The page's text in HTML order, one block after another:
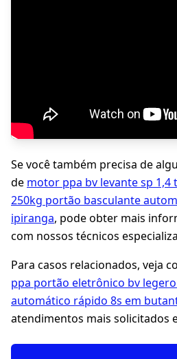
Se você também precisa de
de motor ppa bv levante sp
250kg portão basculante
ipiranga, pode obter mais
com nossos técnicos
Para casos relacionados, veja
ppa portão eletrônico bv
automático rápido 8s em
atendimentos mais solicitados